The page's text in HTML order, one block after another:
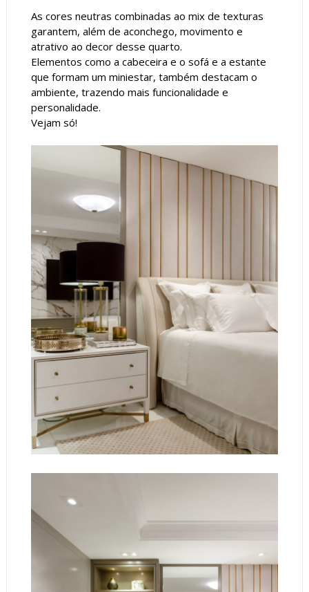
As cores neutras combinadas ao mix de texturas
garantem, além de aconchego, movimento e
atrativo ao decor desse quarto.
Elementos como a cabeceira e o sofá e a estante
que formam um miniestar, também destacam o
ambiente, trazendo mais funcionalidade e
personalidade.
Vejam só!